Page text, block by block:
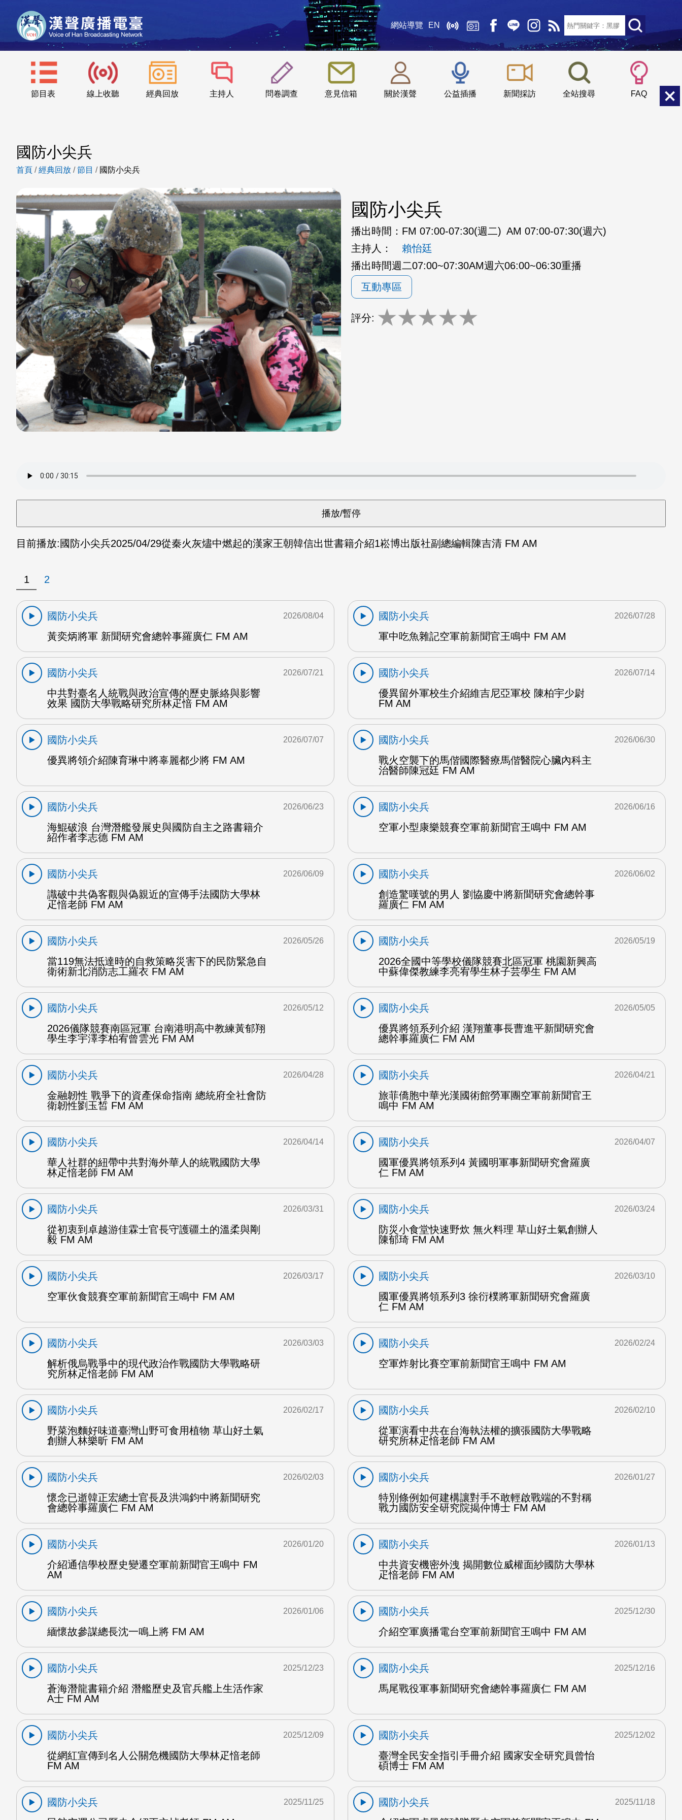
網站導覽 EN
節目表 線上收聽 經典回放 主持人 問卷調查 意見信箱 關於漢聲 公益插播 新聞採訪 全站搜尋 FAQ
::: 小 中
國防小尖兵
首頁 /經典回放 /節目 / 國防小尖兵
國防小尖兵
播出時間： FM 07:00-07:30(週二) AM 07:00-07:30(週六)
主持人：
賴怡廷
播出時間週二07:00~07:30AM週六06:00~06:30重播
互動專區
評分: ★★★★★
目前播放: 國防小尖兵2025/04/29從秦火灰燼中燃起的漢家王朝韓信出世書籍介紹1崧博出版社副總編輯陳吉清 FM AM
1 2
國防小尖兵
黃奕炳將軍 新聞研究會總幹事羅廣仁 FM AM
2026/08/04
國防小尖兵
軍中吃魚雜記空軍前新聞官王鳴中 FM AM
2026/07/28
國防小尖兵
中共對臺名人統戰與政治宣傳的歷史脈絡與影響
效果 國防大學戰略研究所林疋愔 FM AM
2026/07/21
國防小尖兵
優異留外軍校生介紹維吉尼亞軍校 陳柏宇少尉
FM AM
2026/07/14
國防小尖兵
優異將領介紹陳育琳中將辜麗都少將 FM AM
2026/07/07
國防小尖兵
戰火空襲下的馬偕國際醫療馬偕醫院心臟內科主
治醫師陳冠廷 FM AM
2026/06/30
國防小尖兵
海鯤破浪 台灣潛艦發展史與國防自主之路書籍介
紹作者李志德 FM AM
2026/06/23
國防小尖兵
空軍小型康樂競賽空軍前新聞官王鳴中 FM AM
2026/06/16
國防小尖兵
識破中共偽客觀與偽親近的宣傳手法國防大學林
疋愔老師 FM AM
2026/06/09
國防小尖兵
創造驚嘆號的男人 劉協慶中將新聞研究會總幹事
羅廣仁 FM AM
2026/06/02
國防小尖兵
當119無法抵達時的自救策略災害下的民防緊急自
衛術新北消防志工羅衣 FM AM
2026/05/26
國防小尖兵
2026全國中等學校儀隊競賽北區冠軍 桃園新興高
中蘇偉傑教練李亮宥學生林子芸學生 FM AM
2026/05/19
國防小尖兵
2026儀隊競賽南區冠軍 台南港明高中教練黃郁翔
學生李宇澤李柏宥曾雲光 FM AM
2026/05/12
國防小尖兵
優異將領系列介紹 漢翔董事長曹進平新聞研究會
總幹事羅廣仁 FM AM
2026/05/05
國防小尖兵
金融韌性 戰爭下的資產保命指南 總統府全社會防
衛韌性劉玉皙 FM AM
2026/04/28
國防小尖兵
旅菲僑胞中華光漢國術館勞軍團空軍前新聞官王
鳴中 FM AM
2026/04/21
國防小尖兵
華人社群的紐帶中共對海外華人的統戰國防大學
林疋愔老師 FM AM
2026/04/14
國防小尖兵
國軍優異將領系列4 黃國明軍事新聞研究會羅廣
仁 FM AM
2026/04/07
國防小尖兵
從初衷到卓越游佳霖士官長守護疆土的溫柔與剛
毅 FM AM
2026/03/31
國防小尖兵
防災小食堂快速野炊 無火料理 草山好土氣創辦人
陳郁琦 FM AM
2026/03/24
國防小尖兵
空軍伙食競賽空軍前新聞官王鳴中 FM AM
2026/03/17
國防小尖兵
國軍優異將領系列3 徐衍樸將軍新聞研究會羅廣
仁 FM AM
2026/03/10
國防小尖兵
解析俄烏戰爭中的現代政治作戰國防大學戰略研
究所林疋愔老師 FM AM
2026/03/03
國防小尖兵
空軍炸射比賽空軍前新聞官王鳴中 FM AM
2026/02/24
國防小尖兵
野菜泡麵好味道臺灣山野可食用植物 草山好土氣
創辦人林樂昕 FM AM
2026/02/17
國防小尖兵
從軍演看中共在台海執法權的擴張國防大學戰略
研究所林疋愔老師 FM AM
2026/02/10
國防小尖兵
懷念已逝韓正宏總士官長及洪鴻鈞中將新聞研究
會總幹事羅廣仁 FM AM
2026/02/03
國防小尖兵
特別條例如何建構讓對手不敢輕啟戰端的不對稱
戰力國防安全研究院揭仲博士 FM AM
2026/01/27
國防小尖兵
介紹通信學校歷史變遷空軍前新聞官王鳴中 FM
AM
2026/01/20
國防小尖兵
中共資安機密外洩 揭開數位威權面紗國防大學林
疋愔老師 FM AM
2026/01/13
國防小尖兵
緬懷故參謀總長沈一鳴上將 FM AM
2026/01/06
國防小尖兵
介紹空軍廣播電台空軍前新聞官王鳴中 FM AM
2025/12/30
國防小尖兵
蒼海潛龍書籍介紹 潛艦歷史及官兵艦上生活作家
A士 FM AM
2025/12/23
國防小尖兵
馬尾戰役軍事新聞研究會總幹事羅廣仁 FM AM
2025/12/16
國防小尖兵
從網紅宣傳到名人公關危機國防大學林疋愔老師
FM AM
2025/12/09
國防小尖兵
臺灣全民安全指引手冊介紹 國家安全研究員曾怡
碩博士 FM AM
2025/12/02
國防小尖兵
2025/11/25
國防小尖兵
2025/11/18